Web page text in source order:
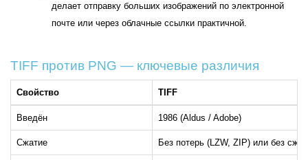
делает отправку больших изображений по электронной
почте или через облачные ссылки практичной.
TIFF против PNG — ключевые различия
Свойство TIFF
Введён 1986 (Aldus / Adobe)
Сжатие Без потерь (LZW, ZIP) или без